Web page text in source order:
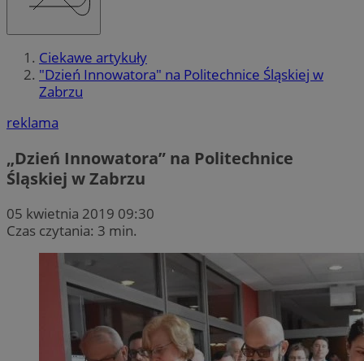
Ciekawe artykuły
"Dzień Innowatora" na Politechnice Śląskiej w
Zabrzu
reklama
„Dzień Innowatora” na Politechnice
Śląskiej w Zabrzu
05 kwietnia 2019 09:30
Czas czytania: 3 min.